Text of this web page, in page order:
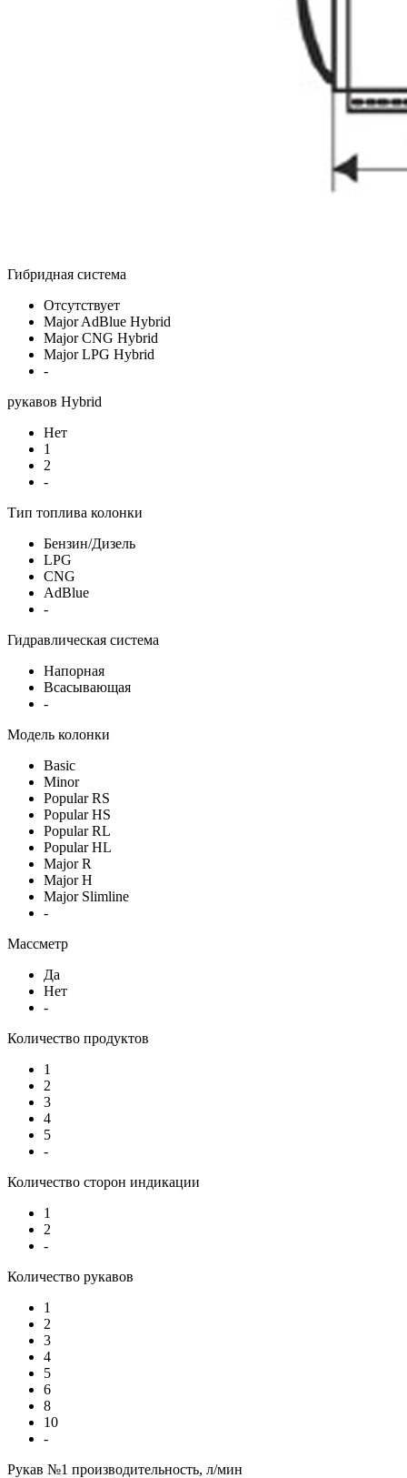
Гибридная система
Отсутствует
Major AdBlue Hybrid
Major CNG Hybrid
Major LPG Hybrid
-
рукавов Hybrid
Нет
1
2
-
Тип топлива колонки
Бензин/Дизель
LPG
CNG
AdBlue
-
Гидравлическая система
Напорная
Всасывающая
-
Модель колонки
Basic
Minor
Popular RS
Popular HS
Popular RL
Popular HL
Major R
Major H
Major Slimline
-
Массметр
Да
Нет
-
Количество продуктов
1
2
3
4
5
-
Количество сторон индикации
1
2
-
Количество рукавов
1
2
3
4
5
6
8
10
-
Рукав №1 производительность, л/мин